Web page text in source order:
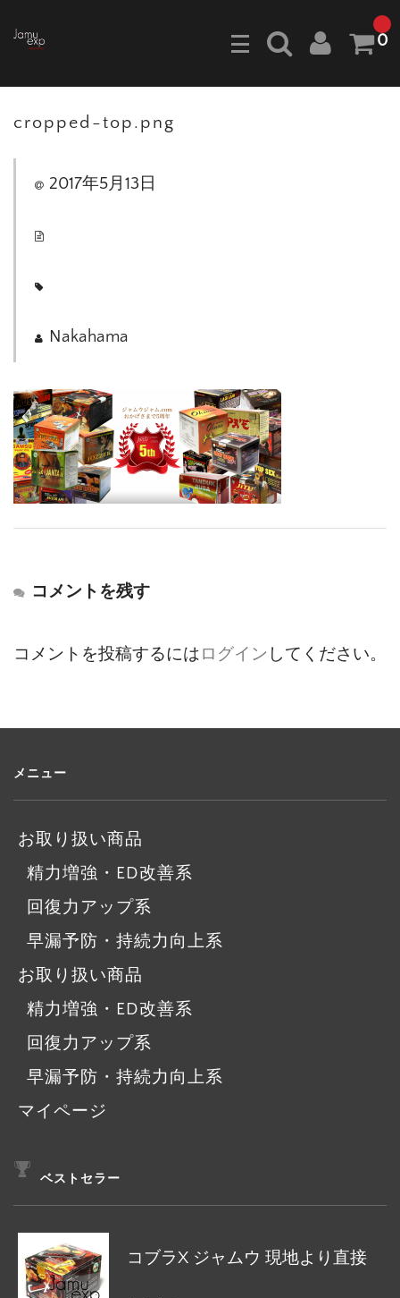
0
cropped-top.png
2017年5月13日
Nakahama
コメントを残す
コメントを投稿するにはログイン してください。
メニュー
お取り扱い商品
精力増強・ED改善系
回復力アップ系
早漏予防・持続力向上系
お取り扱い商品
精力増強・ED改善系
回復力アップ系
早漏予防・持続力向上系
マイページ
ベストセラー
コブラX ジャムウ 現地より直接